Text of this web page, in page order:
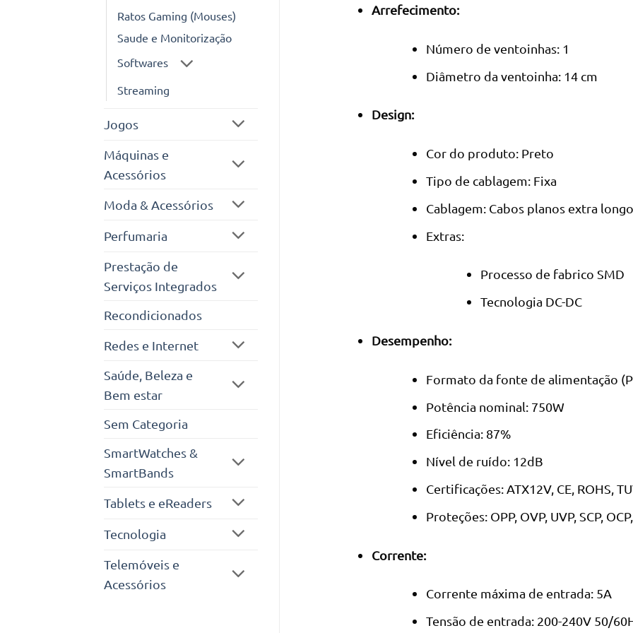
Ratos Gaming (Mouses)
Saude e Monitorização
Softwares
Streaming
Jogos
Máquinas e
Acessórios
Moda & Acessórios
Perfumaria
Prestação de
Serviços Integrados
Recondicionados
Redes e Internet
Saúde, Beleza e
Bem estar
Sem Categoria
SmartWatches &
SmartBands
Tablets e eReaders
Tecnologia
Telemóveis e
Acessórios
Arrefecimento:
Número de ventoinhas: 1
Diâmetro da ventoinha: 14 cm
Design:
Cor do produto: Preto
Tipo de cablagem: Fixa
Cablagem: Cabos planos extra
Extras:
Processo de fabrico SMD
Tecnologia DC-DC
Desempenho:
Formato da fonte de alimentação
Potência nominal: 750W
Eficiência: 87%
Nível de ruído: 12dB
Certificações: ATX12V, CE, ROHS,
Proteções: OPP, OVP, UVP, SCP,
Corrente:
Corrente máxima de entrada: 5A
Tensão de entrada: 200-240V 50/